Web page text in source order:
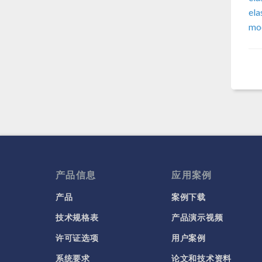
产品信息
产品
技术规格表
许可证选项
系统要求
应用案例
案例下载
产品演示视频
用户案例
论文和技术资料